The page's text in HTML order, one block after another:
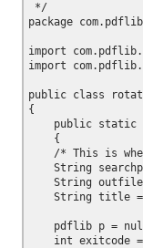
*/
package
import
import
public class
{
public static
    {
/* This is
String
String
String title
pdflib p =
int exitcode